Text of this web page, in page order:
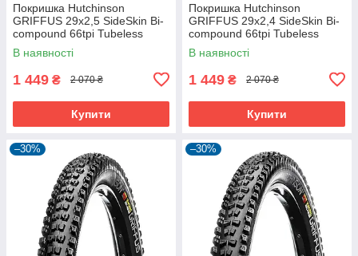
Покришка Hutchinson
GRIFFUS 29х2,5 SideSkin Bi-
compound 66tpi Tubeless
Ready Складна Black
В наявності
1 449 ₴ 2 070 ₴
Купити
Покришка Hutchinson
GRIFFUS 29х2,4 SideSkin Bi-
compound 66tpi Tubeless
Ready Складана Black
В наявності
1 449 ₴ 2 070 ₴
Купити
–30% –30%